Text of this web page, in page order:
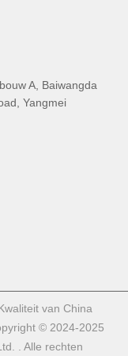
A, Baiwangda
Yangmei
van China
© 2024-2025
. Alle rechten